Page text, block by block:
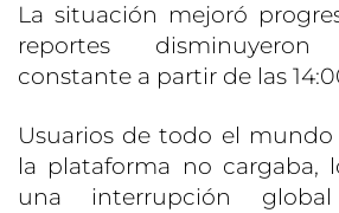
La situación mejoró
reportes
constante a partir de las
Usuarios de todo el
la plataforma no cargaba,
una interrupción